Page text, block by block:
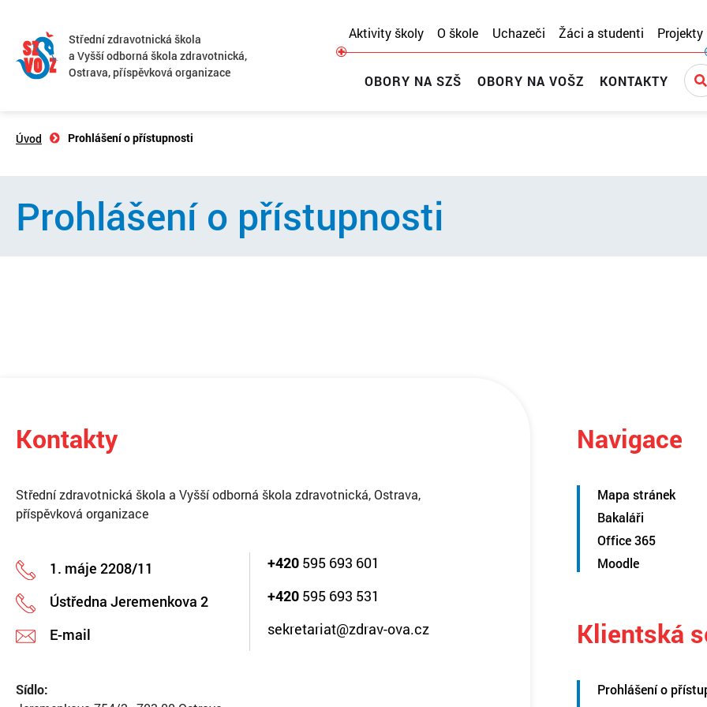
Střední zdravotnická škola
a Vyšší odborná škola zdravotnická,
Ostrava, příspěvková organizace
Aktivity školy O škole Uchazeči Žáci a studenti Projekty
OBORY NA SZŠ OBORY NA VOŠZ KONTAKTY
Úvod Prohlášení o přístupnosti
Prohlášení o přístupnosti
Kontakty
Střední zdravotnická škola a Vyšší odborná škola zdravotnická, Ostrava,
příspěvková organizace
1. máje 2208/11 +420 595 693 601
Ústředna Jeremenkova 2 +420 595 693 531
E-mail sekretariat@zdrav-ova.cz
Sídlo:
Navigace
Mapa stránek
Bakaláři
Office 365
Moodle
Klientská
Prohlášení o